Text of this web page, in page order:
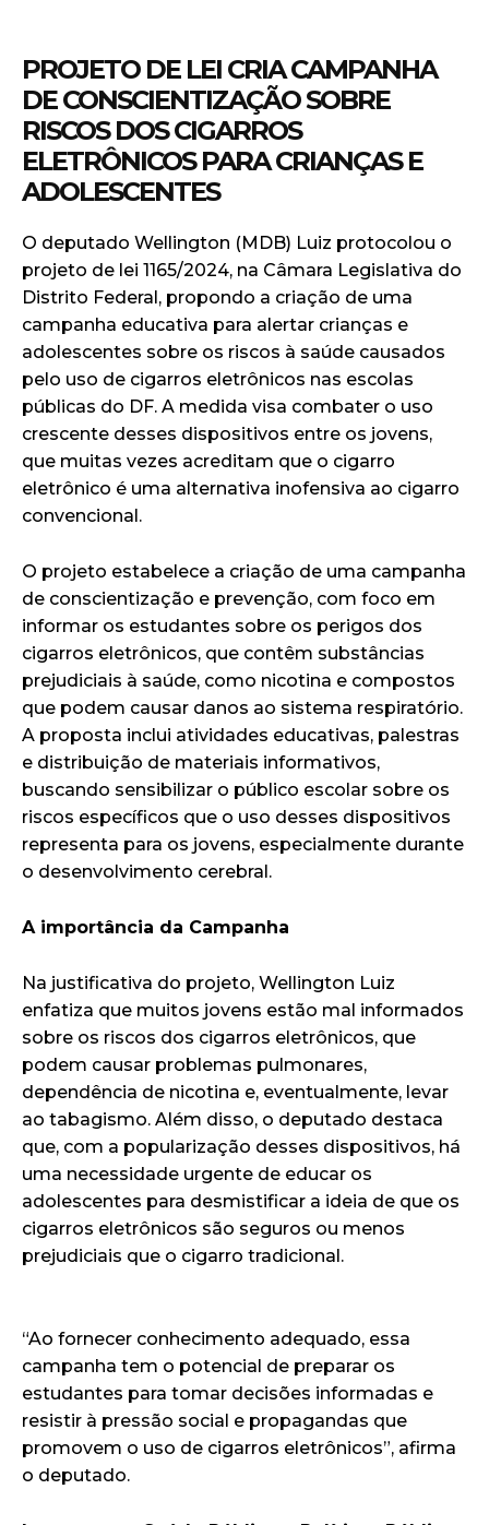
PROJETO DE LEI CRIA CAMPANHA
DE CONSCIENTIZAÇÃO SOBRE
RISCOS DOS CIGARROS
ELETRÔNICOS PARA CRIANÇAS E
ADOLESCENTES
O deputado Wellington (MDB) Luiz protocolou o
projeto de lei 1165/2024, na Câmara Legislativa do
Distrito Federal, propondo a criação de uma
campanha educativa para alertar crianças e
adolescentes sobre os riscos à saúde causados
pelo uso de cigarros eletrônicos nas escolas
públicas do DF. A medida visa combater o uso
crescente desses dispositivos entre os jovens,
que muitas vezes acreditam que o cigarro
eletrônico é uma alternativa inofensiva ao cigarro
convencional.
O projeto estabelece a criação de uma campanha
de conscientização e prevenção, com foco em
informar os estudantes sobre os perigos dos
cigarros eletrônicos, que contêm substâncias
prejudiciais à saúde, como nicotina e compostos
que podem causar danos ao sistema respiratório.
A proposta inclui atividades educativas, palestras
e distribuição de materiais informativos,
buscando sensibilizar o público escolar sobre os
riscos específicos que o uso desses dispositivos
representa para os jovens, especialmente durante
o desenvolvimento cerebral.
A importância da Campanha
Na justificativa do projeto, Wellington Luiz
enfatiza que muitos jovens estão mal informados
sobre os riscos dos cigarros eletrônicos, que
podem causar problemas pulmonares,
dependência de nicotina e, eventualmente, levar
ao tabagismo. Além disso, o deputado destaca
que, com a popularização desses dispositivos, há
uma necessidade urgente de educar os
adolescentes para desmistificar a ideia de que os
cigarros eletrônicos são seguros ou menos
prejudiciais que o cigarro tradicional.
“Ao fornecer conhecimento adequado, essa
campanha tem o potencial de preparar os
estudantes para tomar decisões informadas e
resistir à pressão social e propagandas que
promovem o uso de cigarros eletrônicos”, afirma
o deputado.